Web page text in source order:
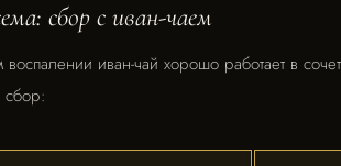
сбор с иван-чаем
иван-чай хорошо работает в
сбор: